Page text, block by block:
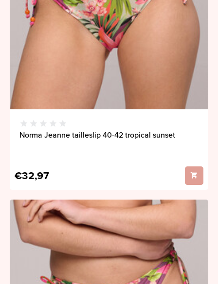
Norma Jeanne tailleslip 40-42 tropical sunset
€32,97